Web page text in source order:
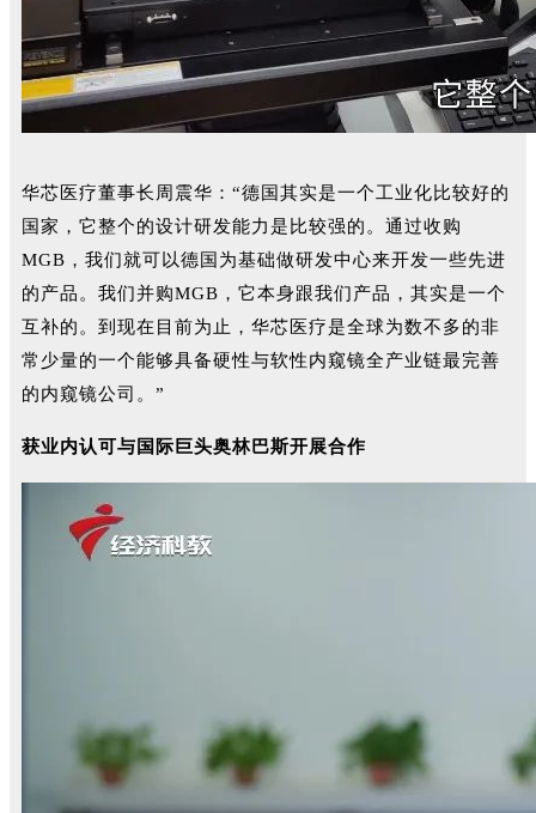
华芯医疗董事长周震华：“德国其实是一个工业化比较好的
国家，它整个的设计研发能力是比较强的。通过收购
MGB，我们就可以德国为基础做研发中心来开发一些先进
的产品。我们并购MGB，它本身跟我们产品，其实是一个
互补的。到现在目前为止，华芯医疗是全球为数不多的非
常少量的一个能够具备硬性与软性内窥镜全产业链最完善
的内窥镜公司。”
获业内认可与国际巨头奥林巴斯开展合作